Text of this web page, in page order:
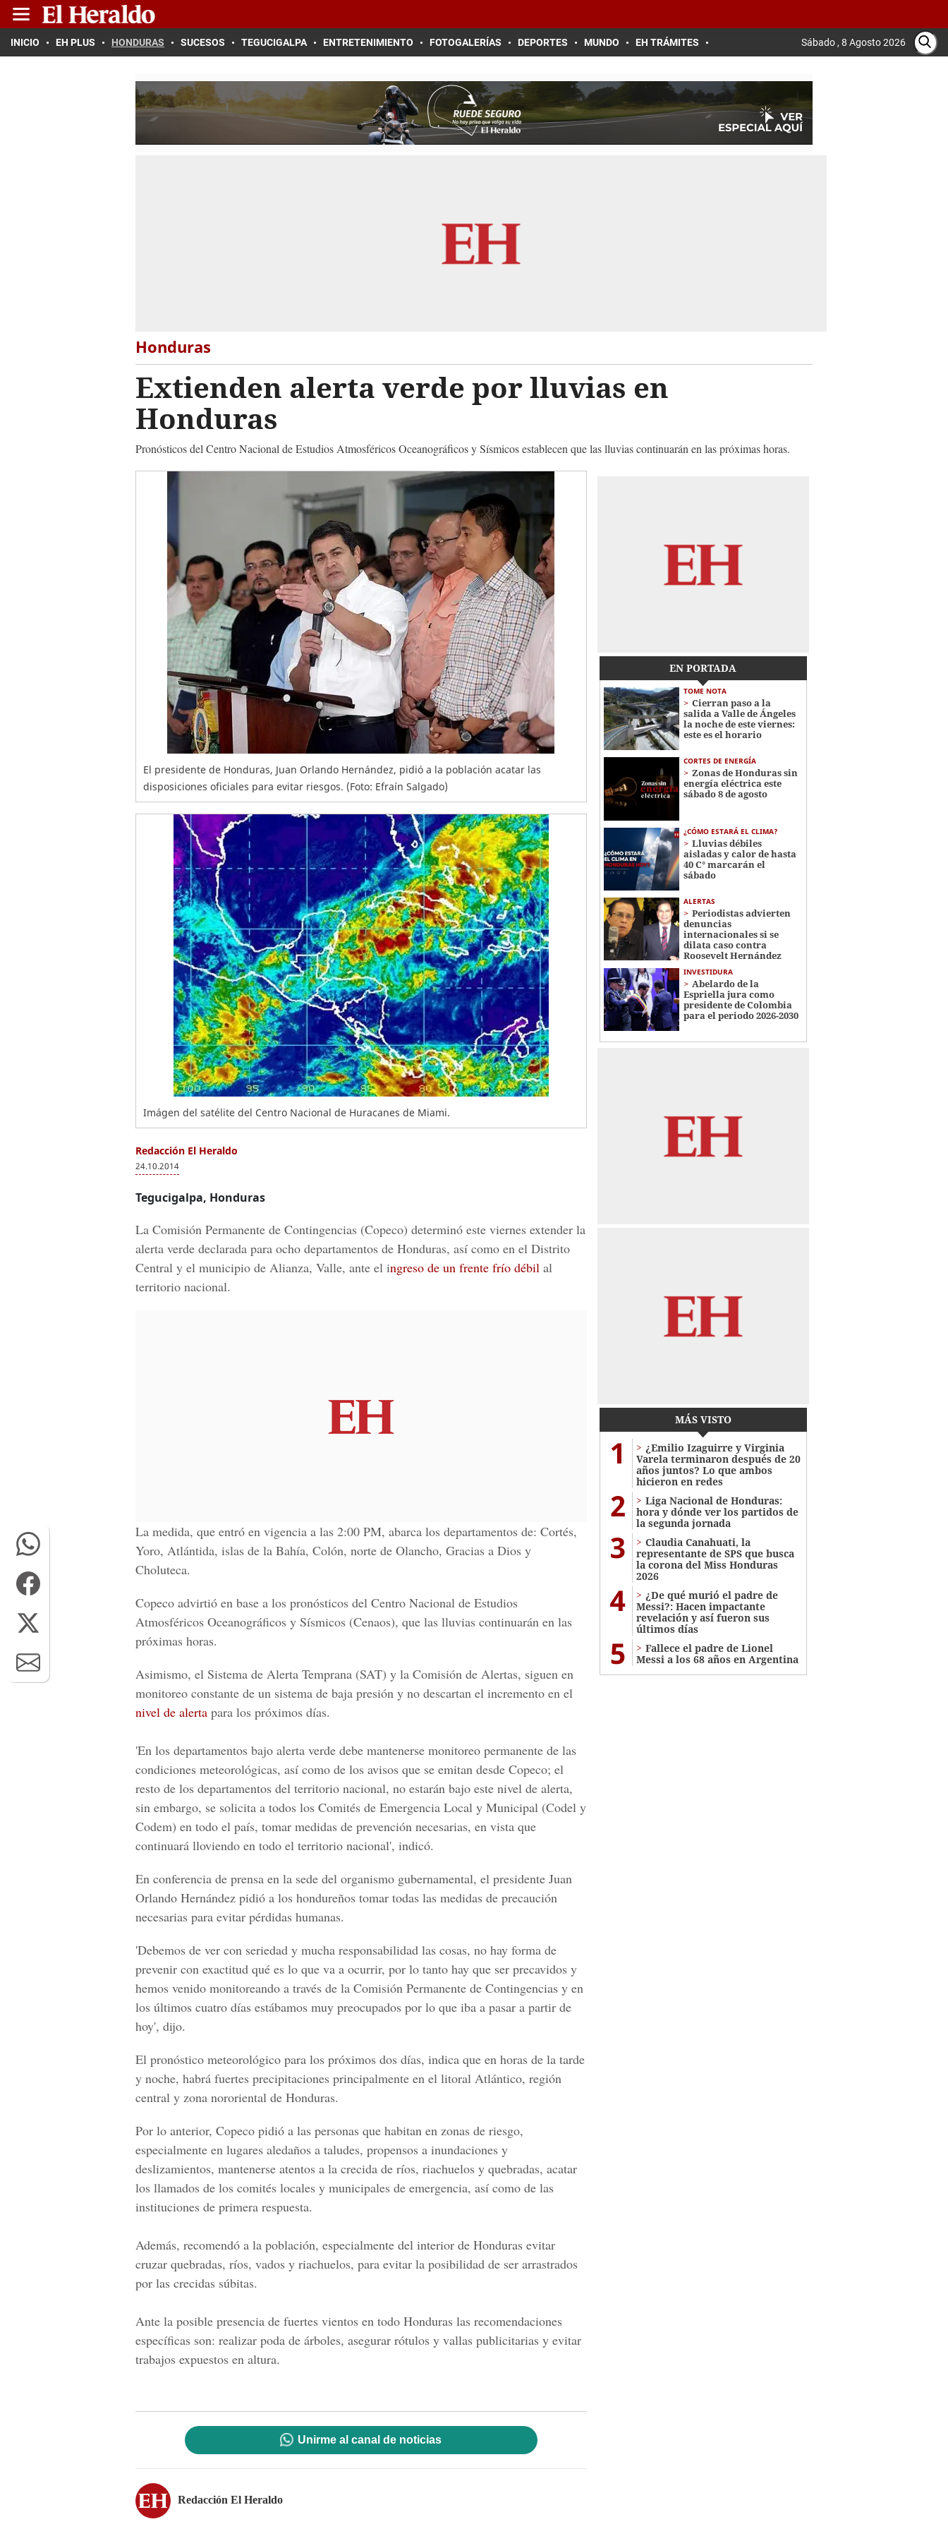
INICIO EH PLUS HONDURAS SUCESOS TEGUCIGALPA ENTRETENIMIENTO FOTOGALERÍAS DEPORTES MUNDO EH TRÁMITES Sábado , 8 Agosto 2026
Honduras
Extienden alerta verde por lluvias en
Honduras
Pronósticos del Centro Nacional de Estudios Atmosféricos Oceanográficos y Sísmicos establecen que las lluvias continuarán en las próximas horas.
El presidente de Honduras, Juan Orlando Hernández, pidió a la población acatar las
disposiciones oficiales para evitar riesgos. (Foto: Efraín Salgado)
Imágen del satélite del Centro Nacional de Huracanes de Miami.
Redacción El Heraldo
24.10.2014
Tegucigalpa, Honduras
La Comisión Permanente de Contingencias (Copeco) determinó este viernes extender la
alerta verde declarada para ocho departamentos de Honduras, así como en el Distrito
Central y el municipio de Alianza, Valle, ante el ingreso de un frente frío débil al
territorio nacional.
La medida, que entró en vigencia a las 2:00 PM, abarca los departamentos de: Cortés,
Yoro, Atlántida, islas de la Bahía, Colón, norte de Olancho, Gracias a Dios y
Choluteca.
Copeco advirtió en base a los pronósticos del Centro Nacional de Estudios
Atmosféricos Oceanográficos y Sísmicos (Cenaos), que las lluvias continuarán en las
próximas horas.
Asimismo, el Sistema de Alerta Temprana (SAT) y la Comisión de Alertas, siguen en
monitoreo constante de un sistema de baja presión y no descartan el incremento en el
nivel de alerta para los próximos días.
'En los departamentos bajo alerta verde debe mantenerse monitoreo permanente de las
condiciones meteorológicas, así como de los avisos que se emitan desde Copeco; el
resto de los departamentos del territorio nacional, no estarán bajo este nivel de alerta,
sin embargo, se solicita a todos los Comités de Emergencia Local y Municipal (Codel y
Codem) en todo el país, tomar medidas de prevención necesarias, en vista que
continuará lloviendo en todo el territorio nacional', indicó.
En conferencia de prensa en la sede del organismo gubernamental, el presidente Juan
Orlando Hernández pidió a los hondureños tomar todas las medidas de precaución
necesarias para evitar pérdidas humanas.
'Debemos de ver con seriedad y mucha responsabilidad las cosas, no hay forma de
prevenir con exactitud qué es lo que va a ocurrir, por lo tanto hay que ser precavidos y
hemos venido monitoreando a través de la Comisión Permanente de Contingencias y en
los últimos cuatro días estábamos muy preocupados por lo que iba a pasar a partir de
hoy', dijo.
El pronóstico meteorológico para los próximos dos días, indica que en horas de la tarde
y noche, habrá fuertes precipitaciones principalmente en el litoral Atlántico, región
central y zona nororiental de Honduras.
Por lo anterior, Copeco pidió a las personas que habitan en zonas de riesgo,
especialmente en lugares aledaños a taludes, propensos a inundaciones y
deslizamientos, mantenerse atentos a la crecida de ríos, riachuelos y quebradas, acatar
los llamados de los comités locales y municipales de emergencia, así como de las
instituciones de primera respuesta.
Además, recomendó a la población, especialmente del interior de Honduras evitar
cruzar quebradas, ríos, vados y riachuelos, para evitar la posibilidad de ser arrastrados
por las crecidas súbitas.
Ante la posible presencia de fuertes vientos en todo Honduras las recomendaciones
específicas son: realizar poda de árboles, asegurar rótulos y vallas publicitarias y evitar
trabajos expuestos en altura.
Unirme al canal de noticias
Redacción El Heraldo
EN PORTADA
TOME NOTA
Cierran paso a la
salida a Valle de Ángeles
la noche de este viernes:
este es el horario
CORTES DE ENERGÍA
Zonas de Honduras sin
energía eléctrica este
sábado 8 de agosto
¿CÓMO ESTARÁ EL CLIMA?
Lluvias débiles
aisladas y calor de hasta
40 C° marcarán el
sábado
ALERTAS
Periodistas advierten
denuncias
internacionales si se
dilata caso contra
Roosevelt Hernández
INVESTIDURA
Abelardo de la
Espriella jura como
presidente de Colombia
para el periodo 2026-2030
MÁS VISTO
1
¿Emilio Izaguirre y Virginia
Varela terminaron después de 20
años juntos? Lo que ambos
hicieron en redes
2
Liga Nacional de Honduras:
hora y dónde ver los partidos de
la segunda jornada
3
Claudia Canahuati, la
representante de SPS que busca
la corona del Miss Honduras
2026
4
¿De qué murió el padre de
Messi?: Hacen impactante
revelación y así fueron sus
últimos días
5
Fallece el padre de Lionel
Messi a los 68 años en Argentina